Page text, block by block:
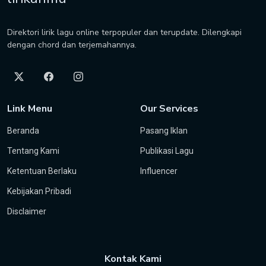
Direktori lirik lagu online terpopuler dan terupdate. Dilengkapi
dengan chord dan terjemahannya.
Link Menu
Beranda
Tentang Kami
Ketentuan Berlaku
Kebijakan Pribadi
Disclaimer
Our Services
Pasang Iklan
Publikasi Lagu
Influencer
Kontak Kami